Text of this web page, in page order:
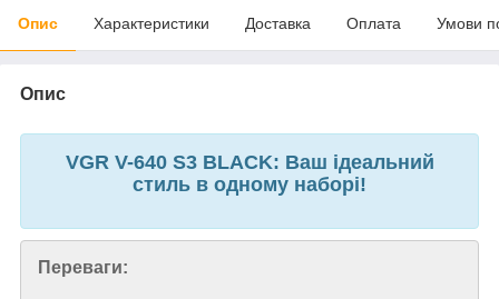
Опис Характеристики Доставка Оплата Умови
Опис
VGR V-640 S3 BLACK: Ваш ідеальний
стиль в одному наборі!
Переваги: